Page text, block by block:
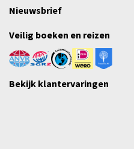
Nieuwsbrief
Veilig boeken en reizen
Bekijk klantervaringen